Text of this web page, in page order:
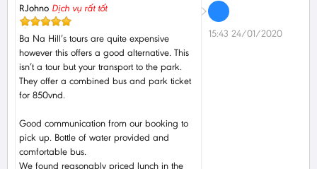
RJohno Dịch vụ rất tốt
Ba Na Hill’s tours are quite expensive
however this offers a good alternative. This
isn’t a tour but your transport to the park.
They offer a combined bus and park ticket
for 850vnd.
Good communication from our booking to
pick up. Bottle of water provided and
comfortable bus.
We found reasonably priced lunch in the
15:43 24/01/2020